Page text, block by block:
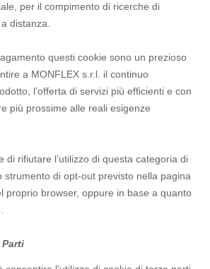
per il compimento di ricerche di
distanza.
questi cookie sono un prezioso
a MONFLEX s.r.l. il continuo
l’offerta di servizi più efficienti e con
più prossime alle reali esigenze
di rifiutare l’utilizzo di questa categoria di
strumento di opt-out previsto nella pagina
proprio browser, oppure in base a quanto
Parti